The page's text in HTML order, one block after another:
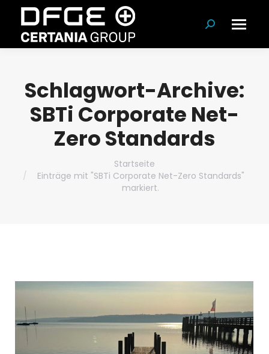
Suchen:
Schlagwort-Archive:
SBTi Corporate Net-
Zero Standards
Startseite
Einträge mit "SBTi Corporate Net-Zero Standards"
markiert.